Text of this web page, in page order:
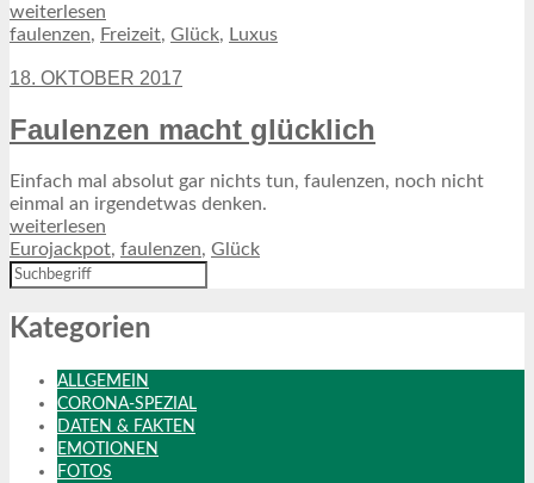
weiterlesen
faulenzen, Freizeit, Glück, Luxus
18. OKTOBER 2017
Faulenzen macht glücklich
Einfach mal absolut gar nichts tun, faulenzen, noch nicht
einmal an irgendetwas denken.
weiterlesen
Eurojackpot, faulenzen, Glück
Kategorien
ALLGEMEIN
CORONA-SPEZIAL
DATEN & FAKTEN
EMOTIONEN
FOTOS